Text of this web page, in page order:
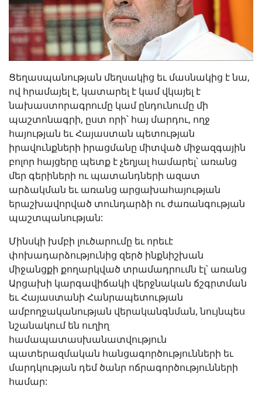
Ցեղասպանության մեղսակից եւ մասնակից է նա,
ով հրամայել է, կատարել է կամ վկայել է
նախաստորագրումը կամ ընդունումը մի
պաշտոնագրի, ըստ որի՝ հայ մարդու, ողջ
հայության եւ Հայաստան պետության
իրավունքների իրացմանը միտված միջազգային
բոլոր հայցերը պետք է չեղյալ համարել՝ առանց
մեր գերիների ու պատանդների ազատ
արձակման եւ առանց արցախահայության
երաշխավորված տունդարձի ու ժառանգության
պաշտպանության:
Մինսկի խմբի լուծարումը եւ որեւէ
փոխադարձությունից զերծ ինքնիշխան
միջանցքի քողարկված տրամադրումն էլ՝ առանց
Արցախի կարգավիճակի վերջնական ճշգրտման
եւ Հայաստանի Հանրապետության
ամբողջականության վերականգնման, նույնպես
նշանակում են ուղիղ
համապատասխանատվություն
պատերազմական հանցագործությունների եւ
մարդկության դեմ ծանր ոճրագործությունների
համար: